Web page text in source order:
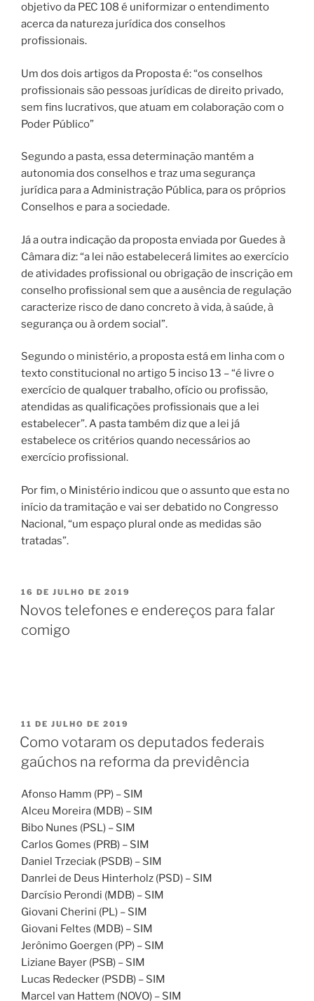
objetivo da PEC 108 é uniformizar o entendimento
acerca da natureza jurídica dos conselhos
profissionais.
Um dos dois artigos da Proposta é: “os conselhos
profissionais são pessoas jurídicas de direito privado,
sem fins lucrativos, que atuam em colaboração com o
Poder Público”
Segundo a pasta, essa determinação mantém a
autonomia dos conselhos e traz uma segurança
jurídica para a Administração Pública, para os próprios
Conselhos e para a sociedade.
Já a outra indicação da proposta enviada por Guedes à
Câmara diz: “a lei não estabelecerá limites ao exercício
de atividades profissional ou obrigação de inscrição em
conselho profissional sem que a ausência de regulação
caracterize risco de dano concreto à vida, à saúde, à
segurança ou à ordem social”.
Segundo o ministério, a proposta está em linha com o
texto constitucional no artigo 5 inciso 13 – “é livre o
exercício de qualquer trabalho, ofício ou profissão,
atendidas as qualificações profissionais que a lei
estabelecer”. A pasta também diz que a lei já
estabelece os critérios quando necessários ao
exercício profissional.
Por fim, o Ministério indicou que o assunto que esta no
início da tramitação e vai ser debatido no Congresso
Nacional, “um espaço plural onde as medidas são
tratadas”.
PUBLICADO
EM
16 DE JULHO DE 2019
Novos telefones e endereços para falar
comigo
PUBLICADO
EM
11 DE JULHO DE 2019
Como votaram os deputados federais
gaúchos na reforma da previdência
Afonso Hamm (PP) – SIM
Alceu Moreira (MDB) – SIM
Bibo Nunes (PSL) – SIM
Carlos Gomes (PRB) – SIM
Daniel Trzeciak (PSDB) – SIM
Danrlei de Deus Hinterholz (PSD) – SIM
Darcísio Perondi (MDB) – SIM
Giovani Cherini (PL) – SIM
Giovani Feltes (MDB) – SIM
Jerônimo Goergen (PP) – SIM
Liziane Bayer (PSB) – SIM
Lucas Redecker (PSDB) – SIM
Marcel van Hattem (NOVO) – SIM